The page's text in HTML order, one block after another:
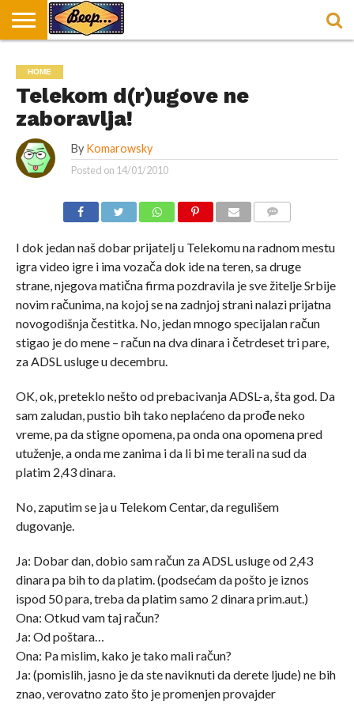
DORUČAK
U
BEOGRADU
SVAKODNEVICA
ENTERTAINMENT
LOKACIJE
ZA
DORUČAK
HRANA I
RECEPTI
NEPUSACKI
LOKALI
HOME
Telekom d(r)ugove ne
zaboravlja!
By Komarowsky
Posted on 14/01/2010
I dok jedan naš dobar prijatelj u Telekomu na radnom mestu
igra video igre i ima vozača dok ide na teren, sa druge
strane, njegova matična firma pozdravila je sve žitelje Srbije
novim računima, na kojoj se na zadnjoj strani nalazi prijatna
novogodišnja čestitka. No, jedan mnogo specijalan račun
stigao je do mene – račun na dva dinara i četrdeset tri pare,
za ADSL usluge u decembru.
OK, ok, preteklo nešto od prebacivanja ADSL-a, šta god. Da
sam zaludan, pustio bih tako neplaćeno da prođe neko
vreme, pa da stigne opomena, pa onda ona opomena pred
utuženje, a onda me zanima i da li bi me terali na sud da
platim 2,43 dinara.
No, zaputim se ja u Telekom Centar, da regulišem
dugovanje.
Ja: Dobar dan, dobio sam račun za ADSL usluge od 2,43
dinara pa bih to da platim. (podsećam da pošto je iznos
ispod 50 para, treba da platim samo 2 dinara prim.aut.)
Ona: Otkud vam taj račun?
Ja: Od poštara…
Ona: Pa mislim, kako je tako mali račun?
Ja: (pomislih, jasno je da ste naviknuti da derete ljude) ne bih
znao, verovatno zato što je promenjen provajder